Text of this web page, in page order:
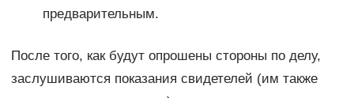
предварительным.
После того, как будут опрошены стороны по делу,
заслушиваются показания свидетелей (им также